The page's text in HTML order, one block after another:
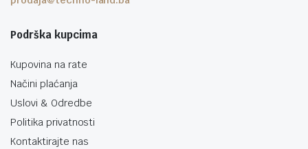
Podrška kupcima
Kupovina na rate
Načini plaćanja
Uslovi & Odredbe
Politika privatnosti
Kontaktirajte nas